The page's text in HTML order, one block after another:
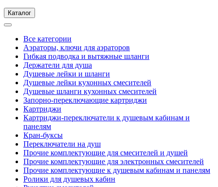
Каталог
Все категории
Аэраторы, ключи для аэраторов
Гибкая подводка и вытяжные шланги
Держатели для душа
Душевые лейки и шланги
Душевые лейки кухонных смесителей
Душевые шланги кухонных смесителей
Запорно-переключающие картриджи
Картриджи
Картриджи-переключатели к душевым кабинам и
панелям
Кран-буксы
Переключатели на душ
Прочие комплектующие для смесителей и душей
Прочие комплектующие для электронных смесителей
Прочие комплектующие к душевым кабинам и панелям
Ролики для душевых кабин